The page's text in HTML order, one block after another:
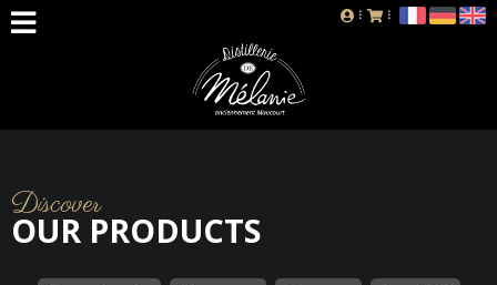
Discover
OUR PRODUCTS